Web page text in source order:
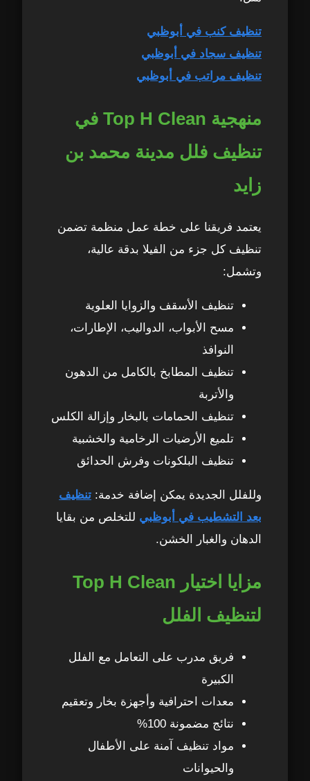
27 6. مواد تنظيف آمنة ومخصصة للفلل
29 8. تجهيزات خاصة للمساحات الخارجية
30 لماذا المعدات مهمة في تنظيف الفلل؟
على أفضل نتيجة
32 1. استخدام مواد تنظيف غير مناسبة
33 2. تجاهل تنظيف الأماكن المخفية
34
36 5. تنظيف الحمامات بأساليب غير صحيحة
6. ترك النوافذ والزجاج دون تنظيف احترافي
7. عدم تعقيم المراتب والكنب
41
تنظيف الفلل في مدينة محمد بن زايد؟
45 3. فريق مؤهل ومدرّب
تنظيف كنب في أبوظبي
تنظيف سجاد في أبوظبي
تنظيف مراتب في أبوظبي
منهجية Top H Clean في
تنظيف فلل مدينة محمد بن
زايد
يعتمد فريقنا على خطة عمل منظمة تضمن
تنظيف كل جزء من الفيلا بدقة عالية،
وتشمل:
تنظيف الأسقف والزوايا العلوية
مسح الأبواب، الدواليب، الإطارات،
النوافذ
تنظيف المطابخ بالكامل من الدهون
والأتربة
تنظيف الحمامات بالبخار وإزالة الكلس
تلميع الأرضيات الرخامية والخشبية
تنظيف البلكونات وفرش الحدائق
وللفلل الجديدة يمكن إضافة خدمة: تنظيف
بعد التشطيب في أبوظبي للتخلص من بقايا
الدهان والغبار الخشن.
مزايا اختيار Top H Clean
لتنظيف الفلل
فريق مدرب على التعامل مع الفلل
الكبيرة
معدات احترافية وأجهزة بخار وتعقيم
نتائج مضمونة 100%
مواد تنظيف آمنة على الأطفال
والحيوانات